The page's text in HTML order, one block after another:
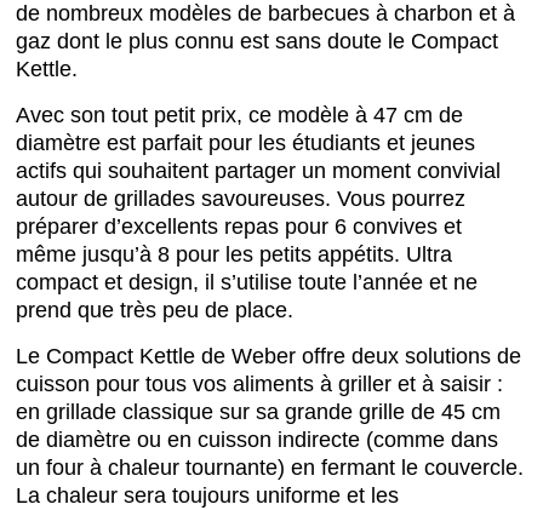
de nombreux modèles de barbecues à charbon et à
gaz dont le plus connu est sans doute le Compact
Kettle.
Avec son tout petit prix, ce modèle à 47 cm de
diamètre est parfait pour les étudiants et jeunes
actifs qui souhaitent partager un moment convivial
autour de grillades savoureuses. Vous pourrez
préparer d’excellents repas pour 6 convives et
même jusqu’à 8 pour les petits appétits. Ultra
compact et design, il s’utilise toute l’année et ne
prend que très peu de place.
Le Compact Kettle de Weber offre deux solutions de
cuisson pour tous vos aliments à griller et à saisir :
en grillade classique sur sa grande grille de 45 cm
de diamètre ou en cuisson indirecte (comme dans
un four à chaleur tournante) en fermant le couvercle.
La chaleur sera toujours uniforme et les